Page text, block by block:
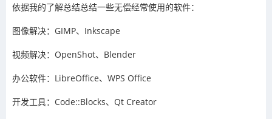
依据我的了解总结总结一些无偿经常使用的软件：
图像解决：GIMP、Inkscape
视频解决：OpenShot、Blender
办公软件：LibreOffice、WPS Office
开发工具：Code::Blocks、Qt Creator